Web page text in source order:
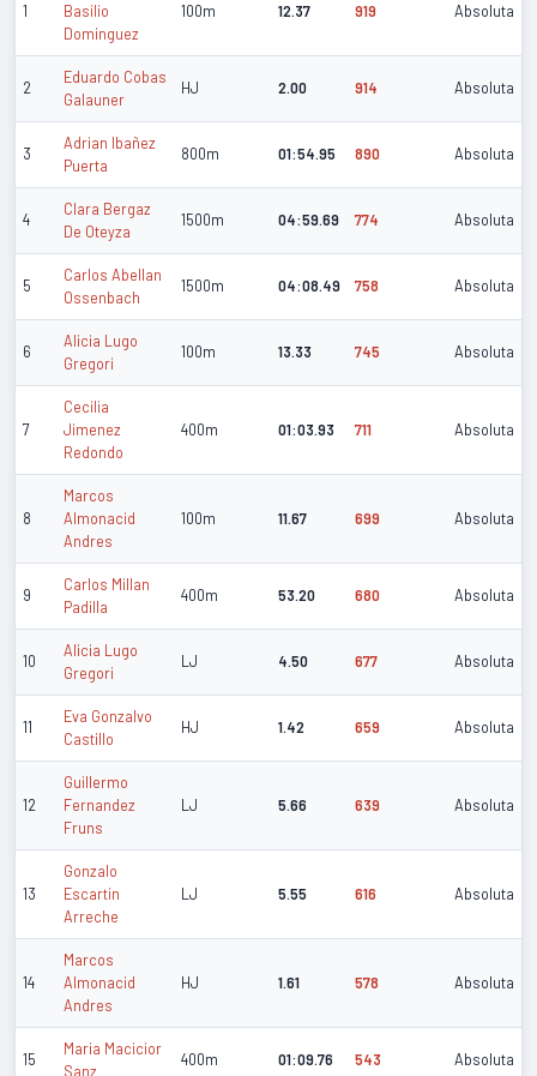
1
Basilio
Dominguez
100m 12.37 919 Absoluta
2
Eduardo Cobas
Galauner
HJ 2.00 914 Absoluta
3
Adrian Ibañez
Puerta
800m 01:54.95 890 Absoluta
4
Clara Bergaz
De Oteyza
1500m 04:59.69 774 Absoluta
5
Carlos Abellan
Ossenbach
1500m 04:08.49 758 Absoluta
6
Alicia Lugo
Gregori
100m 13.33 745 Absoluta
7
Cecilia
Jimenez
Redondo
400m 01:03.93 711 Absoluta
8
Marcos
Almonacid
Andres
100m 11.67 699 Absoluta
9
Carlos Millan
Padilla
400m 53.20 680 Absoluta
10
Alicia Lugo
Gregori
LJ 4.50 677 Absoluta
11
Eva Gonzalvo
Castillo
HJ 1.42 659 Absoluta
12
Guillermo
Fernandez
Fruns
LJ 5.66 639 Absoluta
13
Gonzalo
Escartin
Arreche
LJ 5.55 616 Absoluta
14
Marcos
Almonacid
Andres
HJ 1.61 578 Absoluta
15
Maria Macicior
Sanz
400m 01:09.76 543 Absoluta